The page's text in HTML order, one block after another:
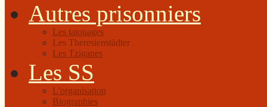
Autres prisonniers
Les tatouages
Les Theresienstädter
Les Tziganes
Les SS
L'organisation
Biographies